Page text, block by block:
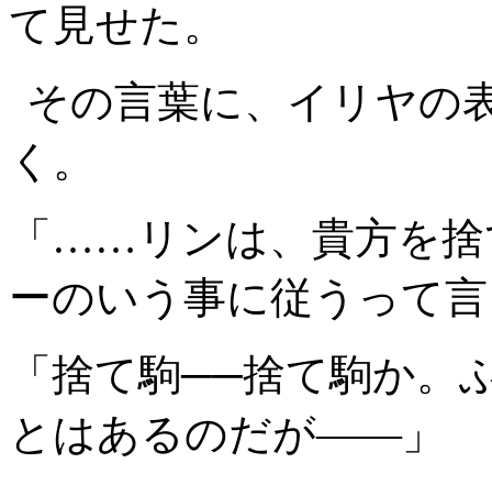
て見せた。
その言葉に、イリヤの
く。
「……リンは、貴方を
ーのいう事に従うって
「捨て駒──捨て駒か。
とはあるのだが――」